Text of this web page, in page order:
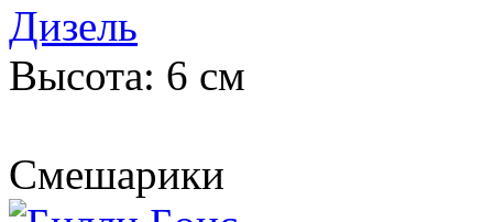
Дизель
Высота: 6 см
Смешарики